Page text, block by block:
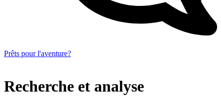
Prêts pour l'aventure?
Recherche et analyse